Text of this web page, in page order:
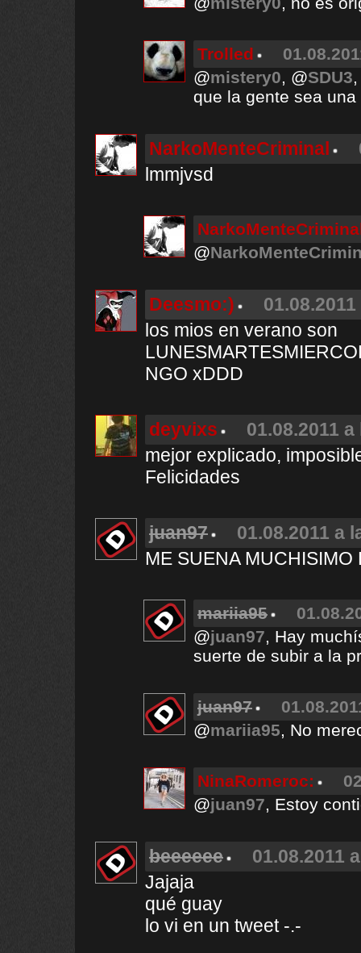
Trolled
@mistery0, @SDU3
que la gente sea
NarkoMenteCriminal
lmmjvsd
@
Deesmo:)
los mios en verano son
NGO xDDD
deyvixs
01.08.2011
mejor explicado,
Felicidades
juan97
01.08.2011 a
ME SUENA MUCHISIMO
mariia95
@juan97, Hay
suerte de subir a la
juan97
@mariia95, No
NinaRomeroc:
@juan97, Estoy
beeeeee
01.08.2011
Jajaja
qué guay
lo vi en un tweet -.-